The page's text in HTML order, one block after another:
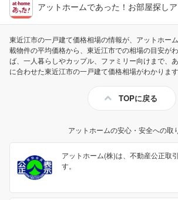
アットホームであった！お部屋探し
東近江市の一戸建て価格相場の情報が、アットホー
載物件の平均価格から、東近江市での相場の目安が
ば、一人暮らしやカップル、ファミリー向けまで、
に合わせた東近江市の一戸建て価格相場がわかります
TOPに戻る
アットホームの安心・安全への取
アットホーム(株)は、不動産公正取
す。